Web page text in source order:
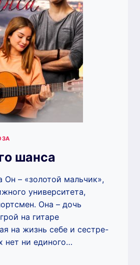
шанса
– «золотой мальчик»,
университета,
Она – дочь
на гитаре
на жизнь себе и сестре-
нет ни единого…